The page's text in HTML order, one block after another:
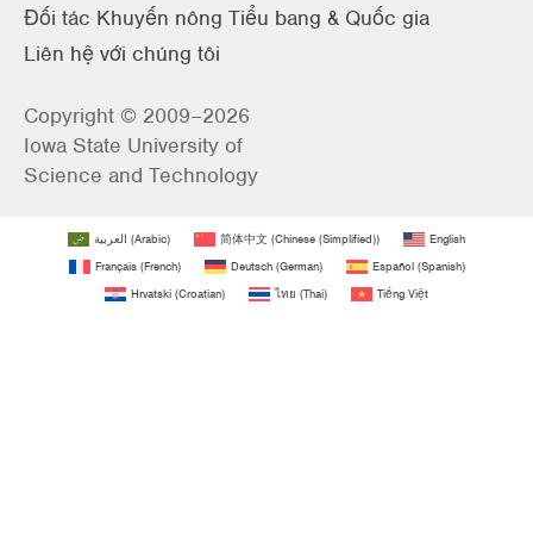
Đối tác Khuyến nông Tiểu bang & Quốc gia
Liên hệ với chúng tôi
Copyright © 2009–2026
Iowa State University of
Science and Technology
العربية (Arabic) 简体中文 (Chinese (Simplified))
English
Français(French) Deutsch(German) Español(Spanish)
Hrvatski (Croatian) ไทย (Thai) Tiếng Việt